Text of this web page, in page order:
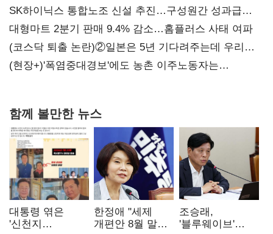
SK하이닉스 통합노조 신설 추진…구성원간 성과급
불만 확산
대형마트 2분기 판매 9.4% 감소…홈플러스 사태 여파
(코스닥 퇴출 논란)②일본은 5년 기다려주는데 우리는
당장 퇴출?…시간만으론 부족한 코스닥 구하기
(현장+)'폭염중대경보'에도 농촌 이주노동자는
함께 볼만한 뉴스
대통령 엮은
'신천지
한정애 "세제
개편안 8월 말
조승래,
'블루웨이브'